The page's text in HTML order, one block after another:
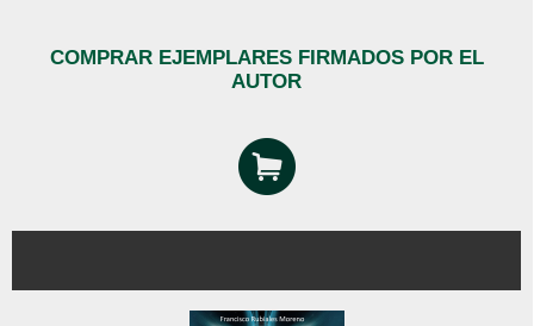
COMPRAR EJEMPLARES FIRMADOS POR EL
AUTOR